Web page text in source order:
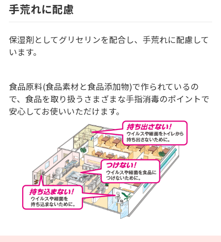
手荒れに配慮
保湿剤としてグリセリンを配合し、手荒れに配慮して
います。
食品原料(食品素材と食品添加物)で作られているの
で、食品を取り扱うさまざまな手指消毒のポイントで
安心してお使いいただけます。